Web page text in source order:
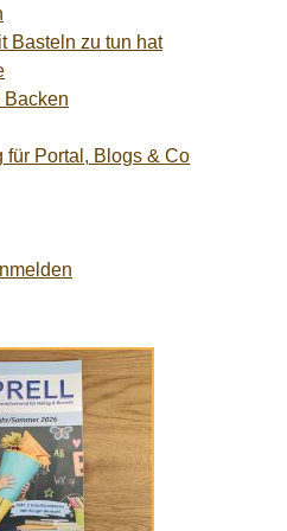
Basteln zu tun hat
Backen
für Portal, Blogs & Co